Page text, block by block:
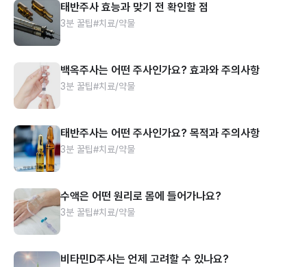
태반주사 효능과 맞기 전 확인할 점
3분 꿀팁#치료/약물
백옥주사는 어떤 주사인가요? 효과와 주의사항
3분 꿀팁#치료/약물
태반주사는 어떤 주사인가요? 목적과 주의사항
3분 꿀팁#치료/약물
수액은 어떤 원리로 몸에 들어가나요?
3분 꿀팁#치료/약물
비타민D주사는 언제 고려할 수 있나요?